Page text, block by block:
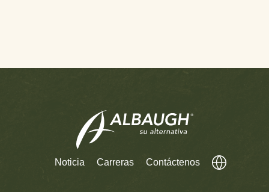
Noticia Carreras Contáctenos